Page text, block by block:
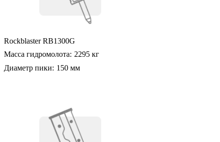
Rockblaster RB1300G
Масса гидромолота: 2295 кг
Диаметр пики: 150 мм